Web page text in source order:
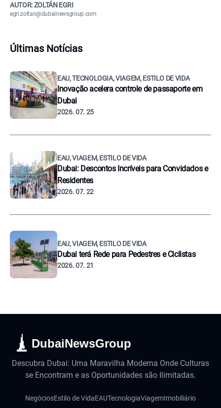
AUTOR: ZOLTÁN EGRI
egri.zoltan@dubainewsgroup.com
Últimas Notícias
EAU, TECNOLOGIA, VIAGEM, ESTILO DE VIDA
Inovação acelera controle de passaporte em
Dubai
2026. 07. 25
EAU, VIAGEM, ESTILO DE VIDA
Dubai: Descontos Incríveis para Convidados e
Residentes
2026. 07. 22
EAU, VIAGEM, ESTILO DE VIDA
Dubai terá Rede para Pedestres e Ciclistas
2026. 07. 21
DubaiNewsGroup
Descubra Dubai: Uma Maravilha Moderna Onde Culturas
se Encontram e as Oportunidades são Ilimitadas.
NegóciosEstilo de VidaEAUTecnologiaViagemImobiliário